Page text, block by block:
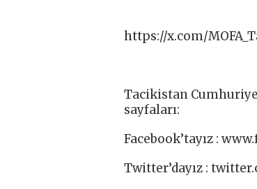
https://x.com/
Tacikistan
sayfaları:
Facebook’tayız :
Twitter’dayız :